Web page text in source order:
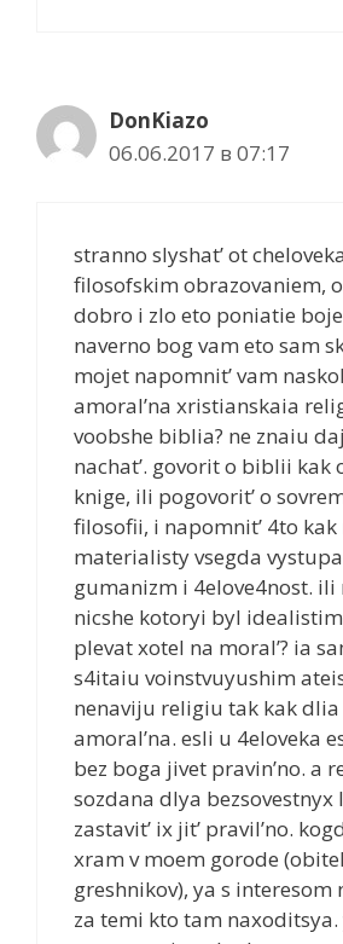
DonKiazo
06.06.2017 в 07:17
stranno slyshat’ ot
filosofskim obrazovaniem,
dobro i zlo eto poniatie
naverno bog vam eto sam
mojet napomnit’ vam
amoral’na xristianskaia
voobshe biblia? ne znaiu
nachat’. govorit o biblii kak
knige, ili pogovorit’ o
filosofii, i napomnit’ 4to kak
materialisty vsegda
gumanizm i 4elove4nost. ili
nicshe kotoryi byl
plevat xotel na moral’? ia
s4itaiu voinstvuyushim
nenaviju religiu tak kak dlia
amoral’na. esli u 4eloveka
bez boga jivet pravin’no. a
sozdana dlya bezsovestnyx
zastavit’ ix jit’ pravil’no.
xram v moem gorode
greshnikov), ya s
za temi kto tam